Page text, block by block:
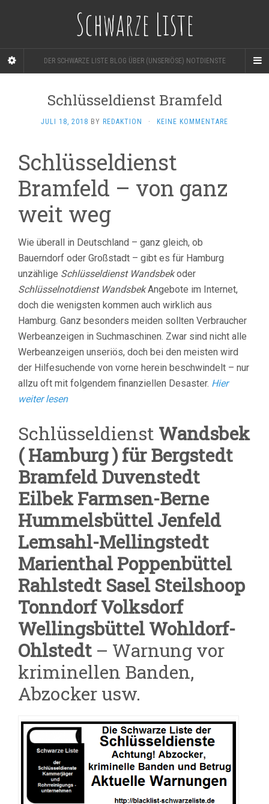
Schwarze Liste
DER SCHWARZE LISTE BLOG ÜBER (UNSERIÖSE) NOTDIENSTE
Schlüsseldienst Bramfeld
JULI 18, 2018 BY REDAKTION · KEINE KOMMENTARE
Schlüsseldienst
Bramfeld – von ganz
weit weg
Wie überall in Deutschland – ganz gleich, ob
Bauerndorf oder Großstadt – gibt es für Hamburg
unzählige Schlüsseldienst Wandsbekoder
Schlüsselnotdienst WandsbekAngebote im Internet,
doch die wenigsten kommen auch wirklich aus
Hamburg. Ganz besonders meiden sollten Verbraucher
Werbeanzeigen in Suchmaschinen. Zwar sind nicht alle
Werbeanzeigen unseriös, doch bei den meisten wird
der Hilfesuchende von vorne herein beschwindelt – nur
allzu oft mit folgendem finanziellen Desaster. Hier
weiter lesen
Schlüsseldienst Wandsbek
( Hamburg ) für Bergstedt
Bramfeld Duvenstedt
Eilbek Farmsen-Berne
Hummelsbüttel Jenfeld
Lemsahl-Mellingstedt
Marienthal Poppenbüttel
Rahlstedt Sasel Steilshoop
Tonndorf Volksdorf
Wellingsbüttel Wohldorf-
Ohlstedt – Warnung vor
kriminellen Banden,
Abzocker usw.